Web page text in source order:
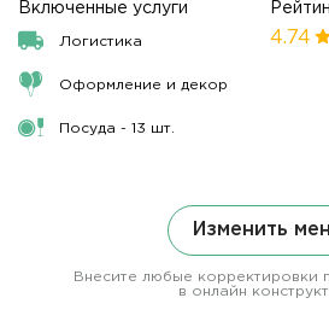
Включенные услуги
Логистика
Оформление и декор
Посуда - 13 шт.
4.74
Изменить
Внесите любые корректировки
в онлайн